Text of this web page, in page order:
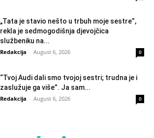
„Tata je stavio nešto u trbuh moje sestre”,
rekla je sedmogodišnja djevojčica
službeniku na...
Redakcija - August 6, 2026 0
“Tvoj Audi dali smo tvojoj sestri; trudna je i
zaslužuje ga više”. Ja sam...
Redakcija - August 6, 2026 0